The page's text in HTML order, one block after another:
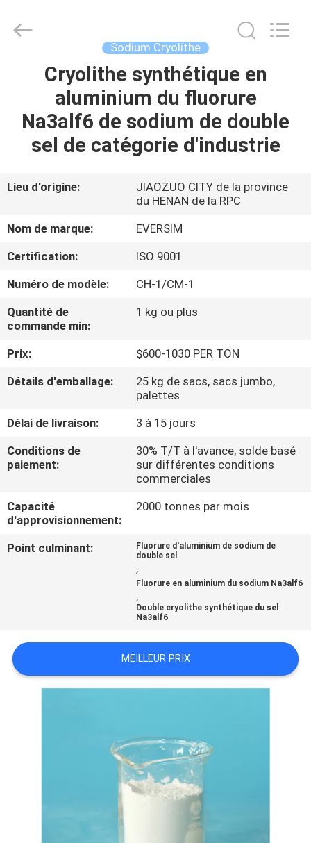
MAISON
À
PROPOS
DE
NOUS
DE
L'USINE
CONTRÔLE
LA
QUALITÉ
NOUVELLES
Imp.&Exp.Co.,Ltd.
Sodium Cryolithe
Cryolithe synthétique en
aluminium du fluorure
Na3alf6 de sodium de double
sel de catégorie d'industrie
Lieu d'origine:
JIAOZUO CITY de la province
du HENAN de la RPC
Nom de marque:
EVERSIM
Certification:
ISO 9001
Numéro de modèle:
CH-1/CM-1
Quantité de
commande min:
1 kg ou plus
Prix:
$600-1030 PER TON
Détails d'emballage:
25 kg de sacs, sacs jumbo,
palettes
Délai de livraison:
3 à 15 jours
Conditions de
paiement:
30% T/T à l'avance, solde basé
sur différentes conditions
commerciales
Capacité
d'approvisionnement:
2000 tonnes par mois
Point culminant:
Fluorure d'aluminium de sodium de
double sel
,
Fluorure en aluminium du sodium Na3alf6
,
Double cryolithe synthétique du sel
Na3alf6
MEILLEUR PRIX